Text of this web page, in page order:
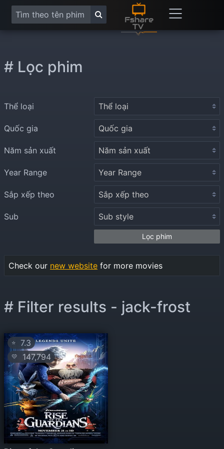
# Filter results - jack-frost
⭐ 7.3
💛 147,794
# Lọc phim
Thể loại
Quốc gia
Năm sản xuất
Year Range
Sắp xếp theo
Sub
Lọc phim
Check our new website for more movies